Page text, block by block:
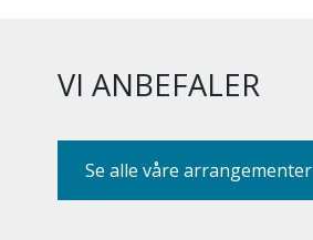
VI ANBEFALER
Se alle våre arrangementer